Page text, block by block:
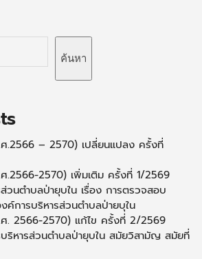
ค้นหา
– 2570) เปลี่ยนแปลง ครั้งที่
2570) เพิ่มเติม ครั้งที่ 1/2569
วนตำบลป่ายุบใน เรื่อง การตรวจสอบ
การบริหารส่วนตำบลป่ายบุใน
2566-2570) แก้ไข ครั้งที่ 2/2569
บริหารส่วนตำบลป่ายุบใน สมัยวิสามัญ สมัยที่